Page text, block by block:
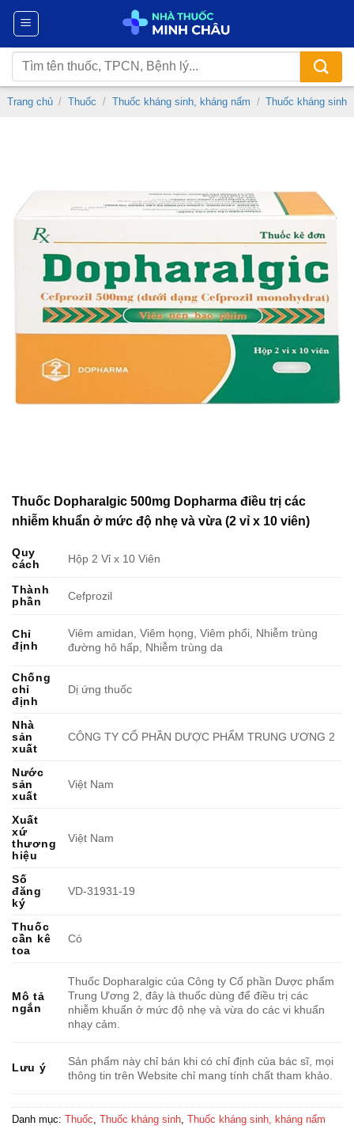
Chuyển
nội
dung
Tìm
kiếm:
Trang chủ / Thuốc / Thuốc kháng sinh, kháng nấm / Thuốc kháng sinh
Thuốc Dopharalgic 500mg Dopharma điều trị các
nhiễm khuẩn ở mức độ nhẹ và vừa (2 vỉ x 10 viên)
Quy
cách
Hộp 2 Vỉ x 10 Viên
Thành
phần
Cefprozil
Chỉ
định
Viêm amidan, Viêm họng, Viêm phổi, Nhiễm trùng
đường hô hấp, Nhiễm trùng da
Chống
chỉ
định
Dị ứng thuốc
Nhà
sản
xuất
CÔNG TY CỔ PHẦN DƯỢC PHẨM TRUNG ƯƠNG 2
Nước
sản
xuất
Việt Nam
Xuất
xứ
thương
hiệu
Việt Nam
Số
đăng
ký
VD-31931-19
Thuốc
cần kê
toa
Có
Mô tả
ngắn
Thuốc Dopharalgic của Công ty Cổ phần Dược phẩm
Trung Ương 2, đây là thuốc dùng để điều trị các
nhiễm khuẩn ở mức độ nhẹ và vừa do các vi khuẩn
nhạy cảm.
Lưu ý
Sản phẩm này chỉ bán khi có chỉ định của bác sĩ, mọi
thông tin trên Website chỉ mang tính chất tham khảo.
Danh mục: Thuốc Thuốc kháng sinh Thuốc kháng sinh, kháng nấm